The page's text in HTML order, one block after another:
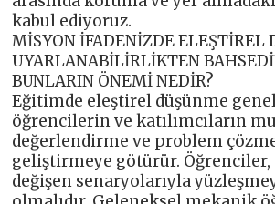
kabul ediyoruz.
MİSYON İFADENİZDE ELEŞTİREL
UYARLANABİLİRLİKTEN
BUNLARIN ÖNEMİ NEDİR?
Eğitimde eleştirel düşünme
öğrencilerin ve katılımcıların
değerlendirme ve problem
geliştirmeye götürür. Öğrenciler,
değişen senaryolarıyla